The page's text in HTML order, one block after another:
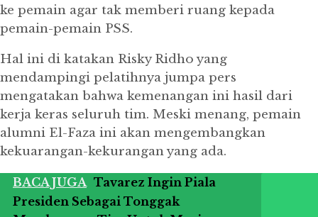
ke pemain agar tak memberi ruang kepada
pemain-pemain PSS.
Hal ini di katakan Risky Ridho yang
mendampingi pelatihnya jumpa pers
mengatakan bahwa kemenangan ini hasil dari
kerja keras seluruh tim. Meski menang, pemain
alumni El-Faza ini akan mengembangkan
kekuarangan-kekurangan yang ada.
BACA JUGA Tavarez Ingin Piala
Presiden Sebagai Tonggak